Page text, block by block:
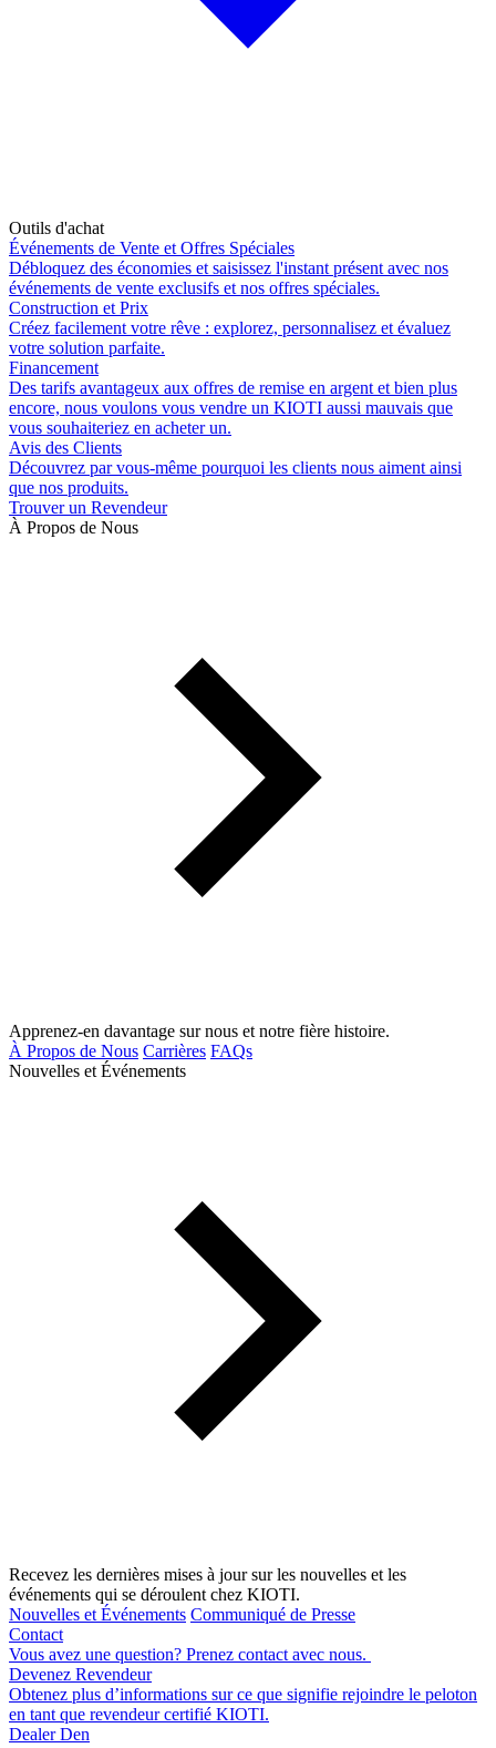
Outils d'achat
Événements de Vente et Offres Spéciales
Débloquez des économies et saisissez l'instant présent avec nos
événements de vente exclusifs et nos offres spéciales.
Construction et Prix
Créez facilement votre rêve : explorez, personnalisez et évaluez
votre solution parfaite.
Financement
Des tarifs avantageux aux offres de remise en argent et bien plus
encore, nous voulons vous vendre un KIOTI aussi mauvais que
vous souhaiteriez en acheter un.
Avis des Clients
Découvrez par vous-même pourquoi les clients nous aiment ainsi
que nos produits.
Trouver un Revendeur
À Propos de Nous
Apprenez-en davantage sur nous et notre fière histoire.
À Propos de Nous Carrières FAQs
Nouvelles et Événements
Recevez les dernières mises à jour sur les nouvelles et les
événements qui se déroulent chez KIOTI.
Nouvelles et Événements Communiqué de Presse
Contact
Vous avez une question? Prenez contact avec nous.
Devenez Revendeur
Obtenez plus d’informations sur ce que signifie rejoindre le peloton
en tant que revendeur certifié KIOTI.
Dealer Den